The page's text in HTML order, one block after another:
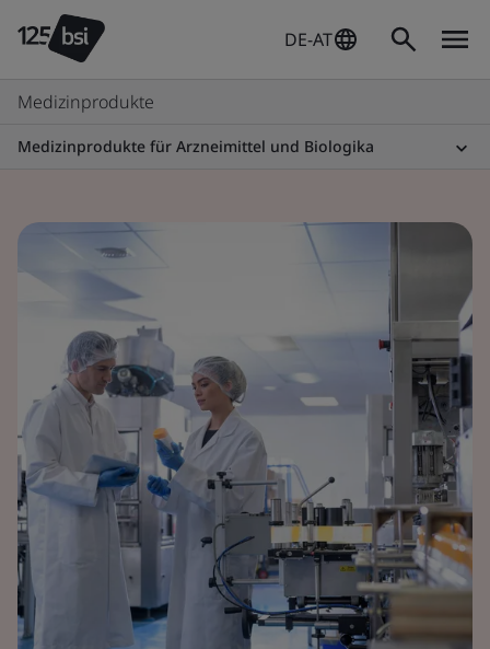
DE-AT
Medizinprodukte
Medizinprodukte für Arzneimittel und Biologika